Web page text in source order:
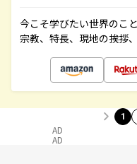
今こそ学びたい世界のこ
宗教、特長、現地の挨拶
1
AD
AD